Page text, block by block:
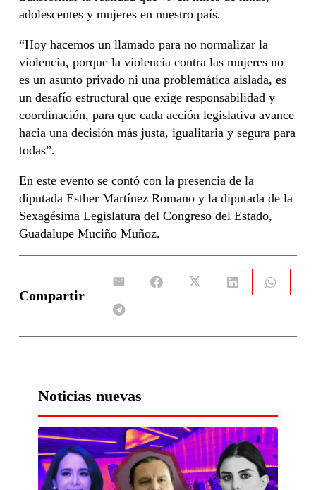
adolescentes y mujeres en nuestro país.
“Hoy hacemos un llamado para no normalizar la
violencia, porque la violencia contra las mujeres no
es un asunto privado ni una problemática aislada, es
un desafío estructural que exige responsabilidad y
coordinación, para que cada acción legislativa avance
hacia una decisión más justa, igualitaria y segura para
todas”.
En este evento se contó con la presencia de la
diputada Esther Martínez Romano y la diputada de la
Sexagésima Legislatura del Congreso del Estado,
Guadalupe Muciño Muñoz.
Compartir
Noticias nuevas